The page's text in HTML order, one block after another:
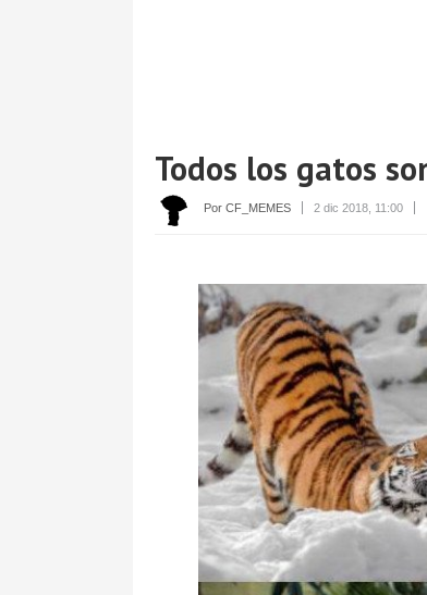
Todos los gatos
Por CF_MEMES 2 dic 2018, 11:00